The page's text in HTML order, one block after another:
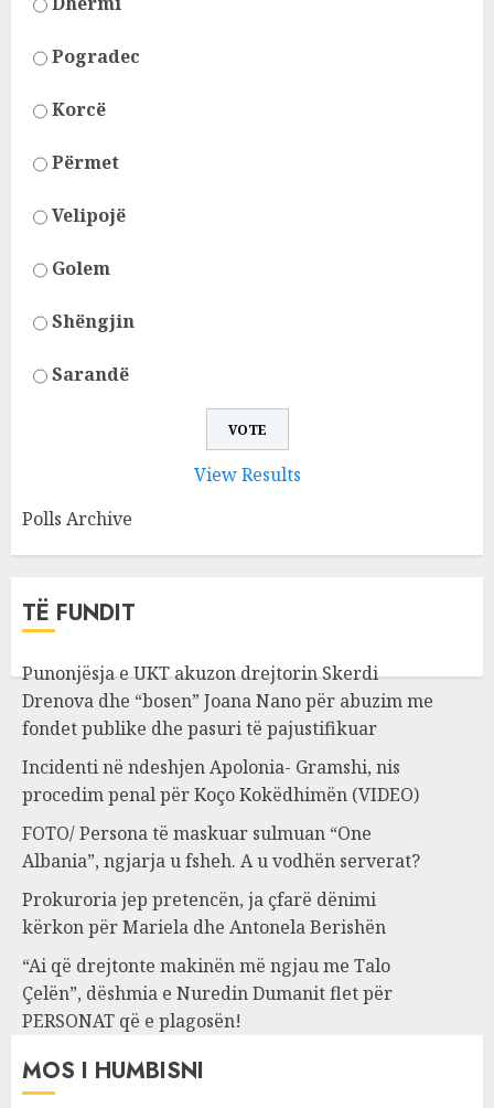
Pogradec
Korcë
Përmet
Velipojë
Golem
Shëngjin
Sarandë
View Results
Polls Archive
TË FUNDIT
Punonjësja e UKT akuzon drejtorin Skerdi
Drenova dhe “bosen” Joana Nano për abuzim me
fondet publike dhe pasuri të pajustifikuar
Incidenti në ndeshjen Apolonia- Gramshi, nis
procedim penal për Koço Kokëdhimën (VIDEO)
FOTO/ Persona të maskuar sulmuan “One
Albania”, ngjarja u fsheh. A u vodhën serverat?
Prokuroria jep pretencën, ja çfarë dënimi
kërkon për Mariela dhe Antonela Berishën
“Ai që drejtonte makinën më ngjau me Talo
Çelën”, dëshmia e Nuredin Dumanit flet për
PERSONAT që e plagosën!
MOS I HUMBISNI